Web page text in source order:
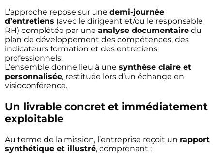
L’approche repose sur une demi-journée
d’entretiens (avec le dirigeant et/ou le responsable
RH) complétée par une analyse documentaire du
plan de développement des compétences, des
indicateurs formation et des entretiens
professionnels.
L’ensemble donne lieu à une synthèse claire et
personnalisée, restituée lors d’un échange en
visioconférence.
Un livrable concret et immédiatement
exploitable
Au terme de la mission, l’entreprise reçoit un rapport
synthétique et illustré, comprenant :